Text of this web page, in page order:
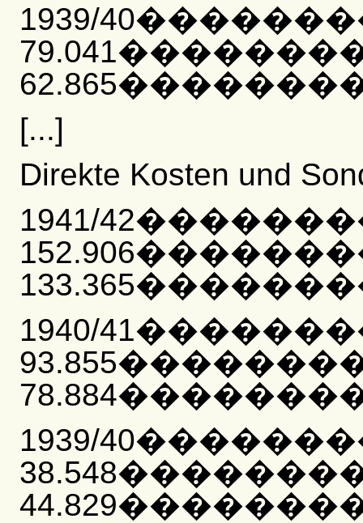
1939/
[...]
Direkte Kosten und
1941/
1940/
1939/